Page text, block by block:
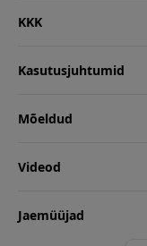
KKK
Kasutusjuhtumid
Mõeldud
Videod
Jaemüüjad